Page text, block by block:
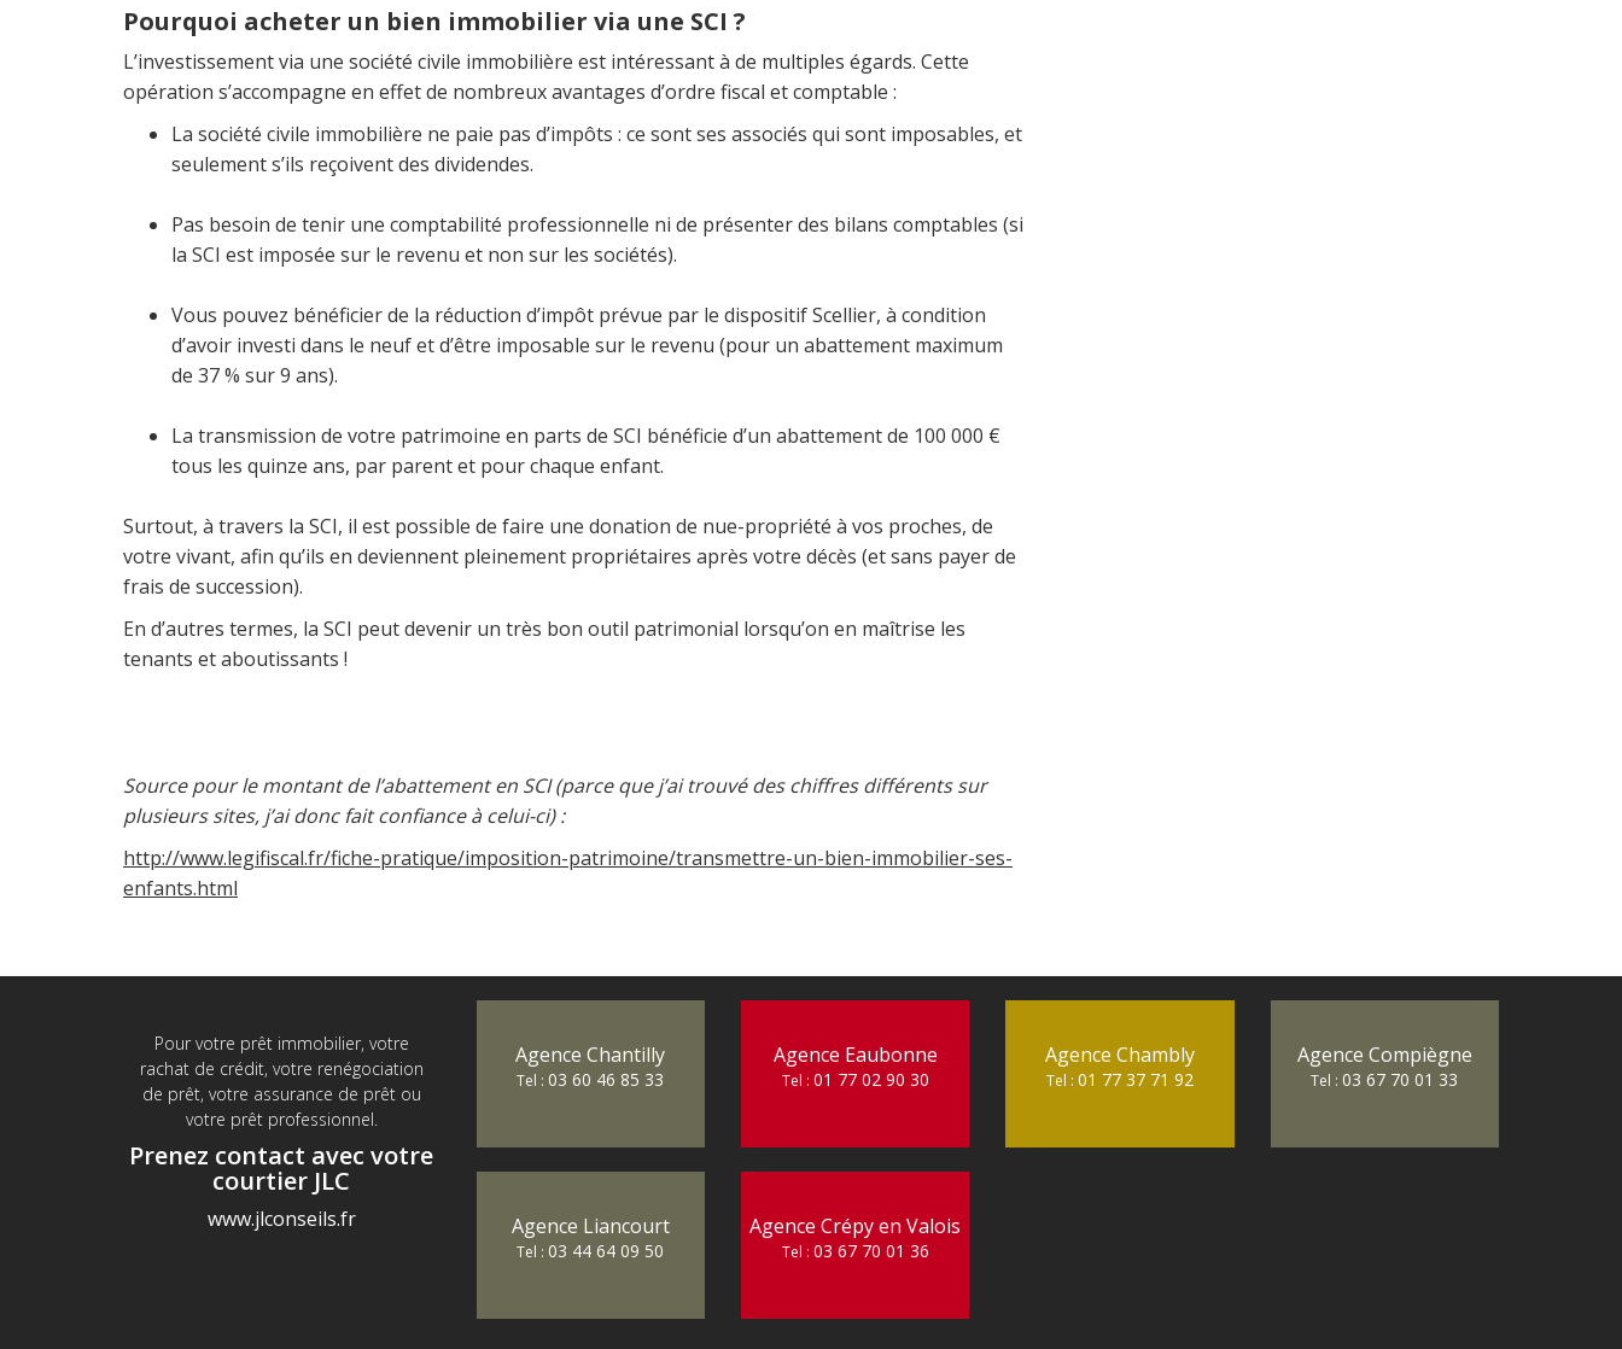
Pourquoi acheter un bien immobilier via une SCI ?
L’investissement via une société civile immobilière est intéressant à de multiples égards. Cette
opération s’accompagne en effet de nombreux avantages d’ordre fiscal et comptable :
La société civile immobilière ne paie pas d’impôts : ce sont ses associés qui sont imposables, et
seulement s’ils reçoivent des dividendes.
Pas besoin de tenir une comptabilité professionnelle ni de présenter des bilans comptables (si
la SCI est imposée sur le revenu et non sur les sociétés).
Vous pouvez bénéficier de la réduction d’impôt prévue par le dispositif Scellier, à condition
d’avoir investi dans le neuf et d’être imposable sur le revenu (pour un abattement maximum
de 37 % sur 9 ans).
La transmission de votre patrimoine en parts de SCI bénéficie d’un abattement de 100 000 €
tous les quinze ans, par parent et pour chaque enfant.
Surtout, à travers la SCI, il est possible de faire une donation de nue-propriété à vos proches, de
votre vivant, afin qu’ils en deviennent pleinement propriétaires après votre décès (et sans payer de
frais de succession).
En d’autres termes, la SCI peut devenir un très bon outil patrimonial lorsqu’on en maîtrise les
tenants et aboutissants !
Source pour le montant de l’abattement en SCI (parce que j’ai trouvé des chiffres différents sur
plusieurs sites, j’ai donc fait confiance à celui-ci) :
http://www.legifiscal.fr/fiche-pratique/imposition-patrimoine/transmettre-un-bien-immobilier-ses-
enfants.html
Pour votre prêt immobilier, votre
rachat de crédit, votre renégociation
de prêt, votre assurance de prêt ou
votre prêt professionnel.
Prenez contact avec votre
courtier JLC
www.jlconseils.fr
Agence Chantilly
Tel :03 60 46 85 33
Agence Eaubonne
Tel : 01 77 02 90 30
Agence Chambly
Tel : 01 77 37 71 92
Agence Compiègne
Tel :03 67 70 01 33
Agence Liancourt
Tel :03 44 64 09 50
Agence Crépy en Valois
Tel : 03 67 70 01 36